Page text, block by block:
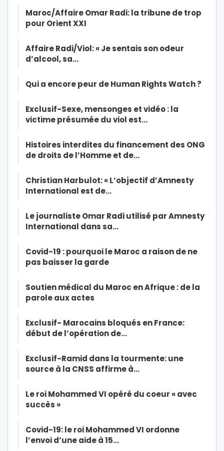
Maroc/Affaire Omar Radi: la tribune de trop
pour Orient XXI
Affaire Radi/Viol: « Je sentais son odeur
d’alcool, sa…
Qui a encore peur de Human Rights Watch ?
Exclusif-Sexe, mensonges et vidéo : la
victime présumée du viol est…
Histoires interdites du financement des ONG
de droits de l’Homme et de…
Christian Harbulot: « L’objectif d’Amnesty
International est de…
Le journaliste Omar Radi utilisé par Amnesty
International dans sa…
Covid-19 : pourquoi le Maroc a raison de ne
pas baisser la garde
Soutien médical du Maroc en Afrique : de la
parole aux actes
Exclusif- Marocains bloqués en France:
début de l’opération de…
Exclusif-Ramid dans la tourmente: une
source à la CNSS affirme à…
Le roi Mohammed VI opéré du coeur « avec
succès »
Covid-19: le roi Mohammed VI ordonne
l’envoi d’une aide à 15…